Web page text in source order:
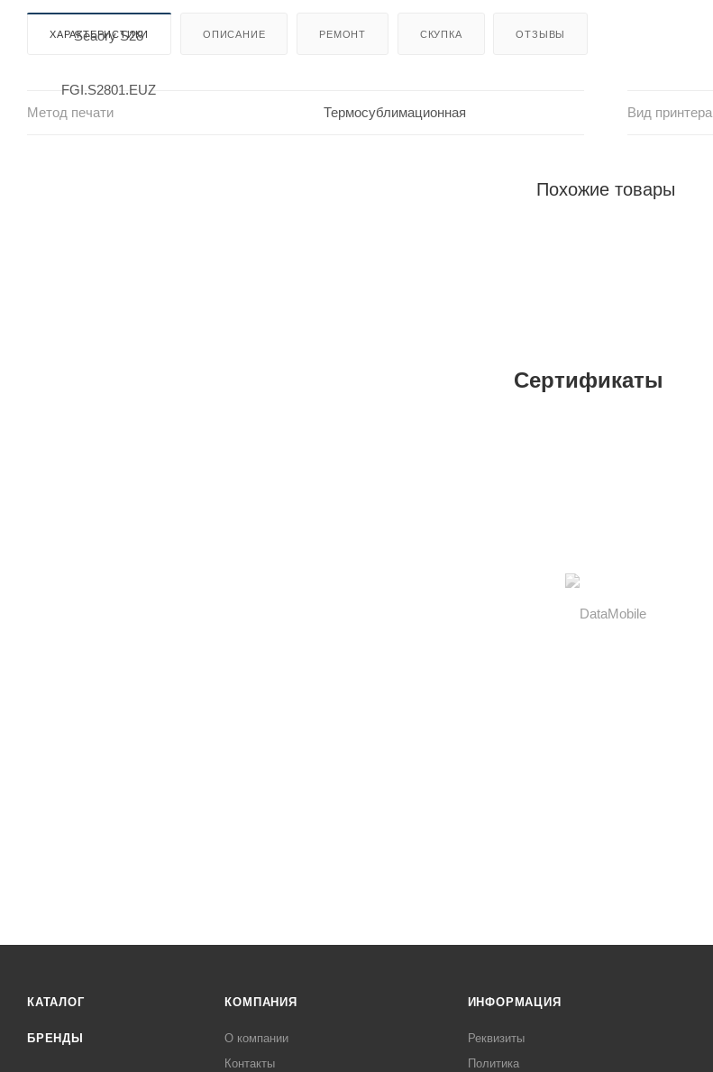
ХАРАКТЕРИСТИКИ ОПИСАНИЕ РЕМОНТ СКУПКА ОТЗЫВЫ
Метод печати Термосублимационная Вид принтера
Похожие товары
Сертификаты
КАТАЛОГ
БРЕНДЫ
КОМПАНИЯ
О компании
Контакты
ИНФОРМАЦИЯ
Реквизиты
Политика